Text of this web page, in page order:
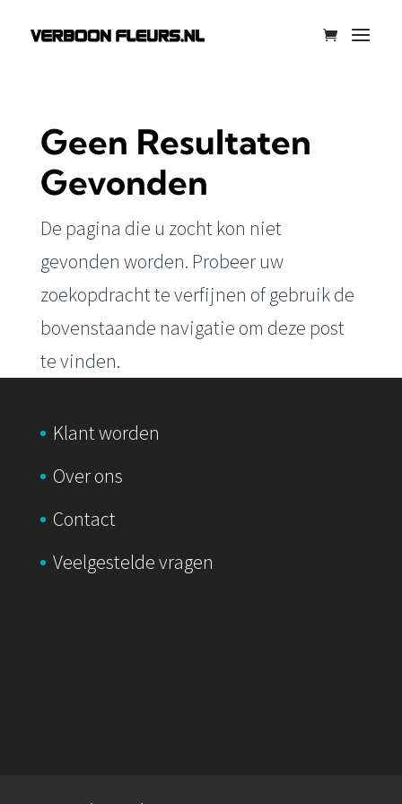
Geen Resultaten
Gevonden
De pagina die u zocht kon niet
gevonden worden. Probeer uw
zoekopdracht te verfijnen of gebruik de
bovenstaande navigatie om deze post
te vinden.
Klant worden
Over ons
Contact
Veelgestelde vragen